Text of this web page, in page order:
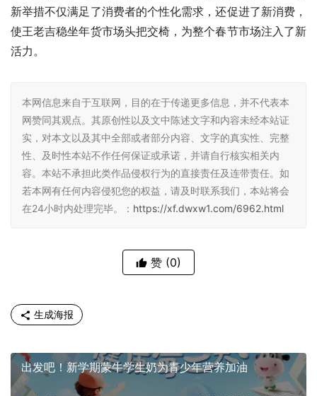
新举措不仅满足了消费者的个性化需求，还促进了新消费，
使王老吉稳坐年货市场头把交椅，为整个春节市场注入了新
活力。
本网信息来自于互联网，目的在于传递更多信息，并不代表本
网赞同其观点。其原创性以及文中陈述文字和内容未经本站证
实，对本文以及其中全部或者部分内容、文字的真实性、完整
性、及时性本站不作任何保证或承诺，并请自行核实相关内
容。本站不承担此类作品侵权行为的直接责任及连带责任。如
若本网有任何内容侵犯您的权益，请及时联系我们，本站将会
在24小时内处理完毕。： https://xf.dwxw1.com/6962.html
赞 (0)
生成海报
出发吧！新学期蒙牛学生奶为青少年营养加油